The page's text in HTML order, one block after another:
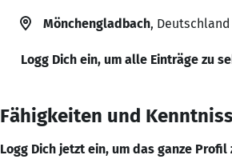
Mönchengladbach, Deutschland
Logg Dich ein, um alle Einträge zu
Fähigkeiten und
Logg Dich jetzt ein, um das ganze Profil